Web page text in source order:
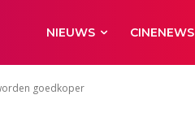
NIEUWS CINENEWS
goedkoper